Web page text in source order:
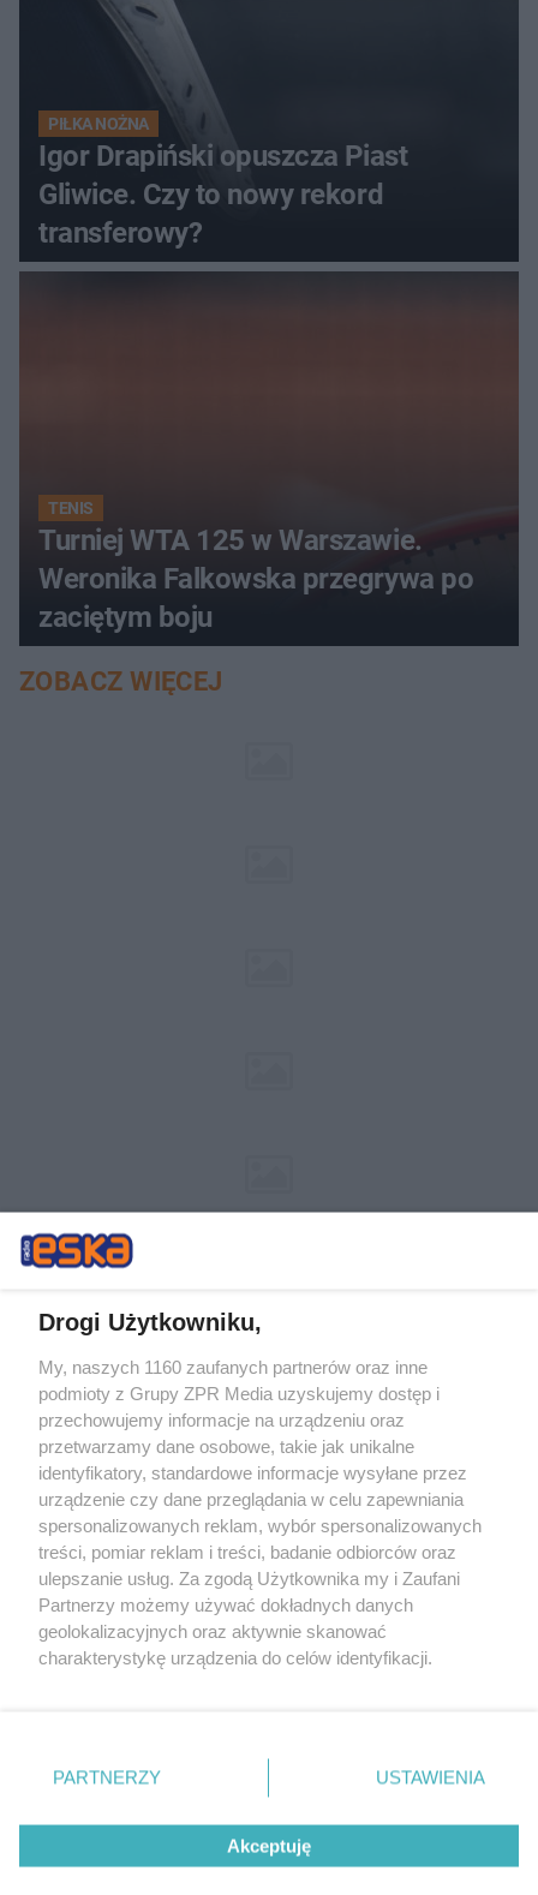
PIŁKA NOŻNA
Igor Drapiński opuszcza Piast
Gliwice. Czy to nowy rekord
transferowy?
TENIS
Turniej WTA 125 w Warszawie.
Weronika Falkowska przegrywa po
zaciętym boju
ZOBACZ WIĘCEJ
Żaden utwór zamieszczony w serwisie nie może być powielany i
rozpowszechniany lub dalej rozpowszechniany w jakikolwiek sposób (w
tym także elektroniczny lub mechaniczny) na jakimkolwiek polu
eksploatacji w jakiejkolwiek formie, włącznie z umieszczaniem w
Internecie bez pisemnej zgody właściciela praw. Jakiekolwiek użycie lub
wykorzystanie utworów w całości lub w części z naruszeniem prawa,
tzn. bez właściwej zgody, jest zabronione pod groźbą kary i może być
ścigane prawnie.
© 2026 Grupa ZPR Media
Drogi Użytkowniku,
My, naszych 1160 zaufanych partnerów oraz inne
podmioty z Grupy ZPR Media uzyskujemy dostęp i
przechowujemy informacje na urządzeniu oraz
przetwarzamy dane osobowe, takie jak unikalne
identyfikatory, standardowe informacje wysyłane przez
urządzenie czy dane przeglądania w celu zapewniania
spersonalizowanych reklam, wybór spersonalizowanych
treści, pomiar reklam i treści, badanie odbiorców oraz
ulepszanie usług. Za zgodą Użytkownika my i Zaufani
Partnerzy możemy używać dokładnych danych
geolokalizacyjnych oraz aktywnie skanować
charakterystykę urządzenia do celów identyfikacji.
zmienić/wycofać klikając przycisk ustawień prywatności
znajdujący się w lewym dolnym rogu strony
rodzaje przetwarzania danych nie wymagają zgody
użytkownika, ale masz prawo sprzeciwić się takiemu
przetwarzaniu. Preferencje będą miały zastosowanie tylko
PARTNERZY USTAWIENIA
Akceptuję